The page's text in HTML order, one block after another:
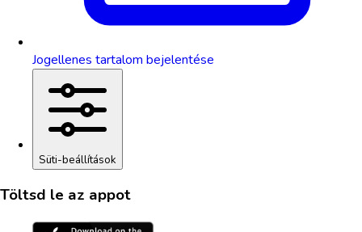
Jogellenes tartalom bejelentése
Süti-beállítások
Töltsd le az appot